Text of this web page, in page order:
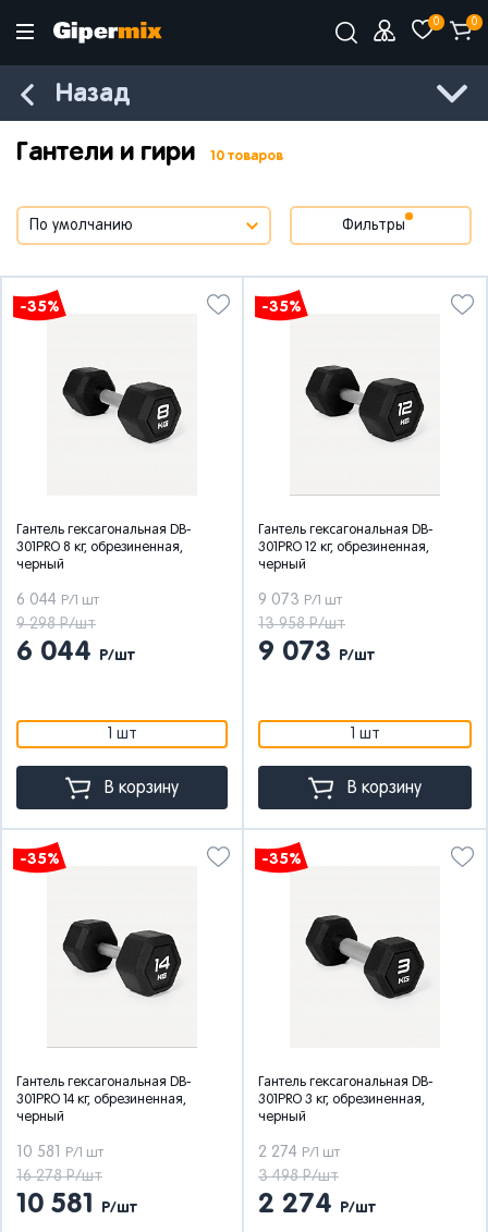
0 0
Назад
Гантели и гири 10 товаров
Фильтры
-35%
Гантель гексагональная DB-
301PRO 8 кг, обрезиненная,
черный
6 044 Р/1 шт
9 298 Р/шт
6 044 Р/шт
1 шт
В корзину
-35%
Гантель гексагональная DB-
301PRO 12 кг, обрезиненная,
черный
9 073 Р/1 шт
13 958 Р/шт
9 073 Р/шт
1 шт
В корзину
-35%
Гантель гексагональная DB-
301PRO 14 кг, обрезиненная,
черный
10 581 Р/1 шт
16 278 Р/шт
10 581 Р/шт
-35%
Гантель гексагональная DB-
301PRO 3 кг, обрезиненная,
черный
2 274 Р/1 шт
3 498 Р/шт
2 274 Р/шт